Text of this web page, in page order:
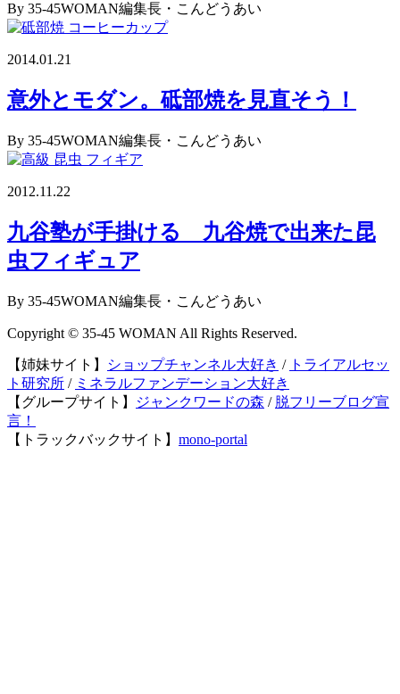
By 35-45WOMAN編集長・こんどうあい
2014.01.21
意外とモダン。砥部焼を見直そう！
By 35-45WOMAN編集長・こんどうあい
2012.11.22
九谷塾が手掛ける 九谷焼で出来た昆
虫フィギュア
By 35-45WOMAN編集長・こんどうあい
Copyright © 35-45 WOMAN All Rights Reserved.
【姉妹サイト】 ショップチャンネル大好き / トライアルセッ
ト研究所 / ミネラルファンデーション大好き
【グループサイト】
ジャンクワードの森 / 脱フリーブログ宣
言！
【トラックバックサイト】 mono-portal